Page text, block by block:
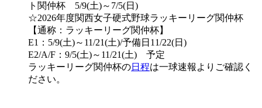
ト関仲杯 5/9(土)～7/5(日)
☆2026年度関西女子硬式野球ラッキーリーグ関仲杯
【通称：ラッキーリーグ関仲杯】
E1：5/9(土)～11/21(土)/予備日11/22(日)
E2/A/F：9/5(土)～11/21(土) 予定
ラッキーリーグ関仲杯の日程は一球速報よりご確認く
ださい。